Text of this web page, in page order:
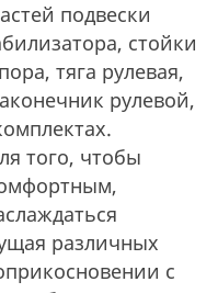
подвески
стойки
тяга рулевая,
рулевой,
того, чтобы
различных
с